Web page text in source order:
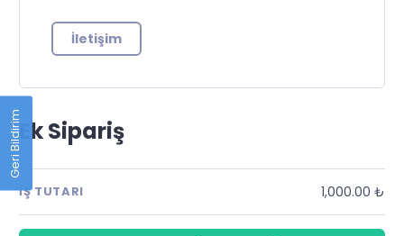
İletişim
Ek Sipariş
İŞ TUTARI 1,000.00 ₺
Geri Bildirim